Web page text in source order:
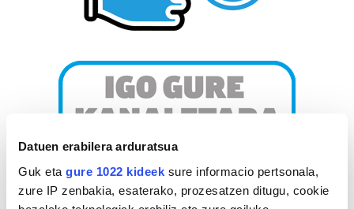
Datuen erabilera arduratsua
Guk eta gure 1022 kideek sure informacio pertsonala,
zure IP zenbakia, esaterako, prozesatzen ditugu, cookie